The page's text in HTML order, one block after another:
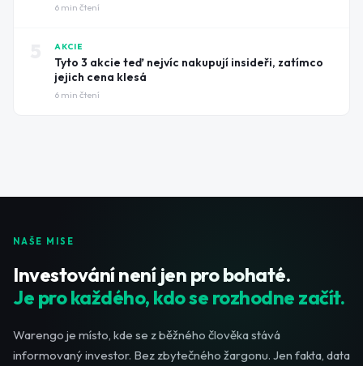
6 min čtení
AKCIE
Tyto 3 akcie teď nejvíc nakupují insideři, zatímco
jejich cena klesá
6 min čtení
NAŠE MISE
Investování není jen pro bohaté.
Je pro každého, kdo se rozhodne začít.
Warengo je místo, kde se z běžného člověka stává
informovaný investor. Bez zbytečného žargonu. Jen fakta, data